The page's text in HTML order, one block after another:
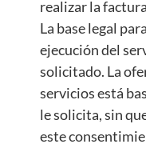
realizar la
La base legal
ejecución del
solicitado. La
servicios está
le solicita, sin
este